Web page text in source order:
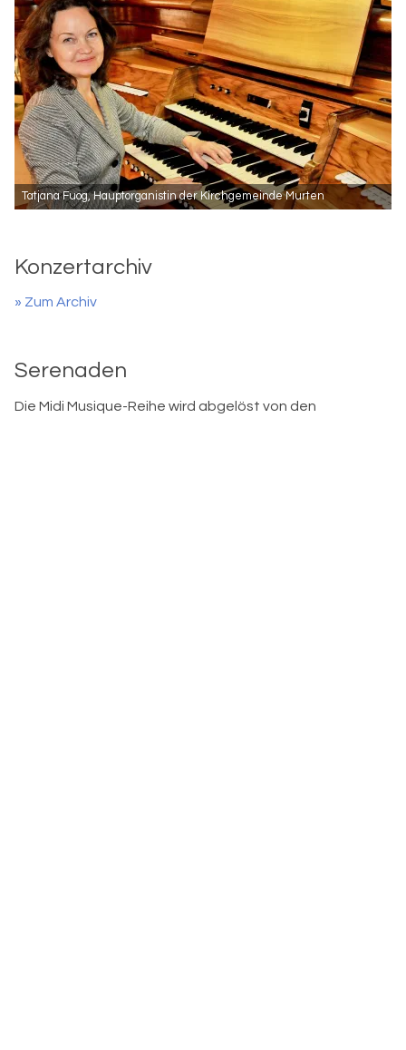
Tatjana Fuog, Hauptorganistin der Kirchgemeinde Murten
Konzertarchiv
» Zum Archiv
Serenaden
Die Midi Musique-Reihe wird abgelöst von den